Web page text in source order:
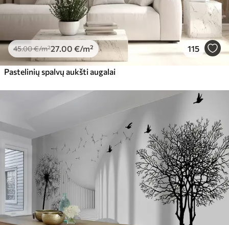
45.00€/m²27 .00 €/m² 115
Pastelinių spalvų aukšti augalai